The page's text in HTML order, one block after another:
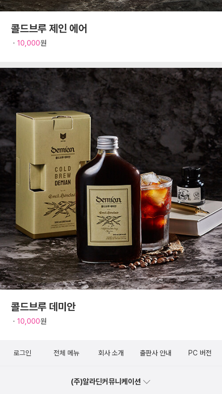
콜드브루 제인 에어
ㆍ10,000원
콜드브루 데미안
ㆍ10,000원
로그인 전체 메뉴 회사 소개 출판사 안내 PC 버전
(주)알라딘커뮤니케이션